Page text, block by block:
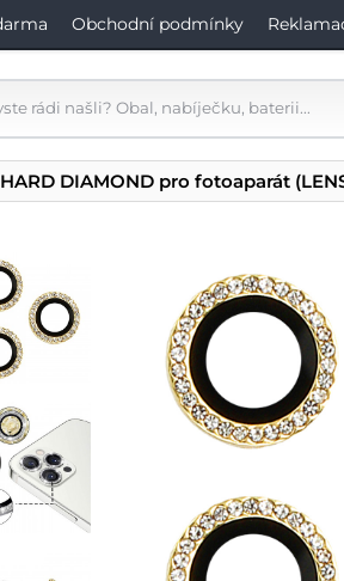
Obchodní podmínky
DIAMOND pro fotoaparát